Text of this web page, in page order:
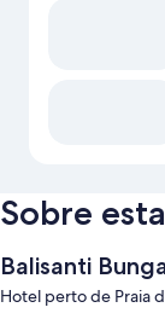
Sobre
Balisanti
Hotel perto de Praia